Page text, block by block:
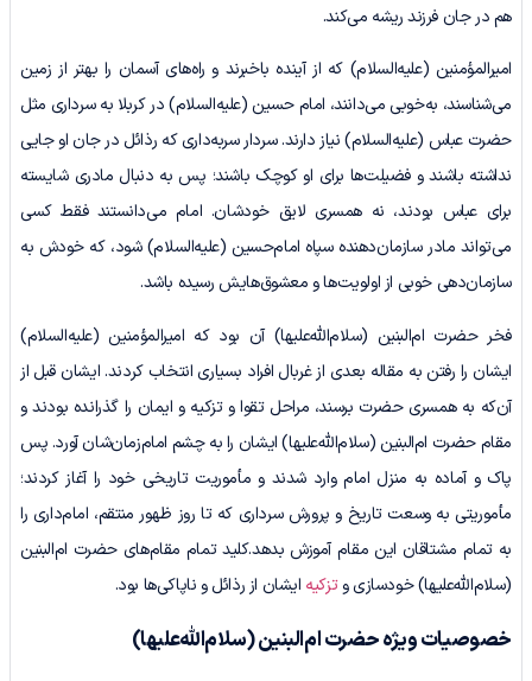
هم در جان فرزند ریشه می‌کند.
امیرالمؤمنین (علیه‌السلام) که از آینده باخبرند و راه‌های آسمان را بهتر از زمین
می‌شناسند، به‌خوبی می‌دانند، امام حسین (علیه‌السلام) در کربلا به سرداری مثل
حضرت عباس (علیه‌السلام) نیاز دارند. سردار سربه‌داری که رذائل در جان او جایی
نداشته باشند و فضیلت‌ها برای او کوچک باشند؛ پس به‌ دنبال مادری شایسته
برای عباس بودند، نه همسری لایق خودشان. امام می‌دانستند فقط کسی
می‌تواند مادر سازمان‌دهنده سپاه امام‌حسین (علیه‌السلام) شود، که خودش به
سازمان‌دهی خوبی از اولویت‌ها و معشوق‌هایش رسیده باشد.
فخر حضرت ام‌البنین (سلام‌الله‌علیها) آن بود که امیرالمؤمنین (علیه‌السلام)
ایشان را رفتن به مقاله بعدی از غربال افراد بسیاری انتخاب کردند. ایشان قبل از
آن‌که به همسری حضرت برسند، مراحل تقوا و تزکیه و ایمان را گذرانده بودند و
مقام حضرت ام‌البنین (سلام‌الله‌علیها) ایشان را به چشم امام‌زمان‌شان آورد. پس
پاک و آماده به منزل امام وارد شدند و مأموریت تاریخی خود را آغاز کردند؛
مأموریتی به وسعت تاریخ و پرورش سرداری که تا روز ظهور منتقم، امام‌داری را
به تمام مشتاقان این مقام آموزش بدهد.کلید تمام مقام‌های حضرت ام‌البنین
(سلام‌الله‌علیها) خودسازی وتزکیه ایشان از رذائل و ناپاکی‌ها بود.
خصوصیات ویژه حضرت ام‌البنین(سلام‌الله‌علیها)